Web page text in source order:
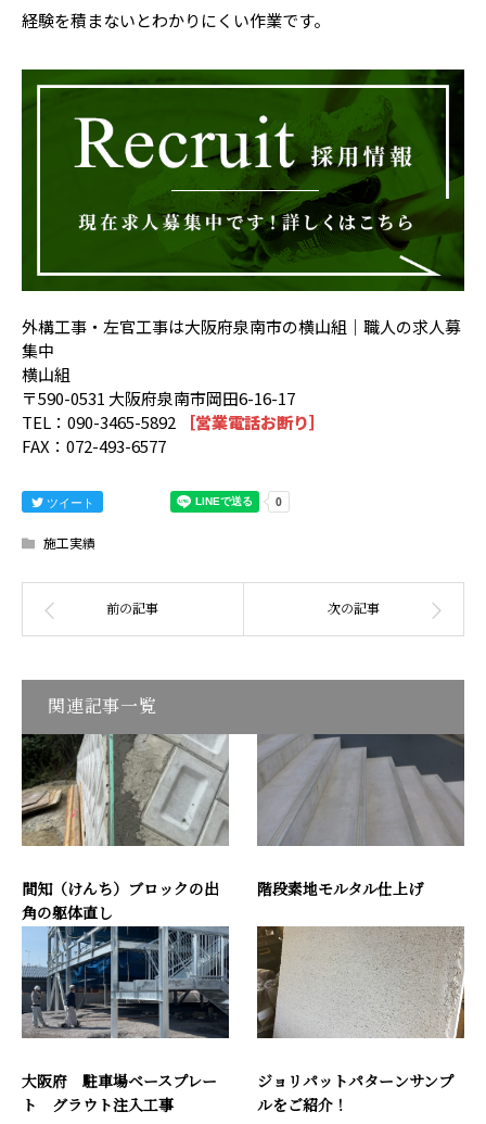
経験を積まないとわかりにくい作業です。
外構工事・左官工事は大阪府泉南市の横山組｜職人の求人募
集中
横山組
〒590-0531 大阪府泉南市岡田6-16-17
TEL：090-3465-5892
［営業電話お断り］
FAX：072-493-6577
ツイート
施工実績
関連記事一覧
間知（けんち）ブロックの出
角の躯体直し
階段素地モルタル仕上げ
大阪府 駐車場ベースプレー
ト グラウト注入工事
ジョリパットパターンサンプ
ルをご紹介！